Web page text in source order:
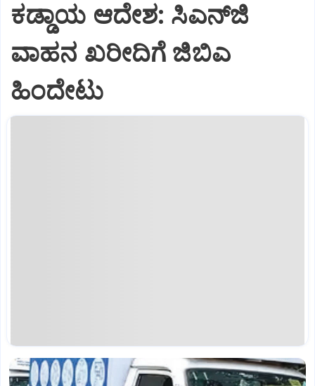
ಕಡ್ಡಾಯ ಆದೇಶ: ಸಿಎನ್‌ಜಿ
ವಾಹನ ಖರೀದಿಗೆ ಜಿಬಿಎ
ಹಿಂದೇಟು